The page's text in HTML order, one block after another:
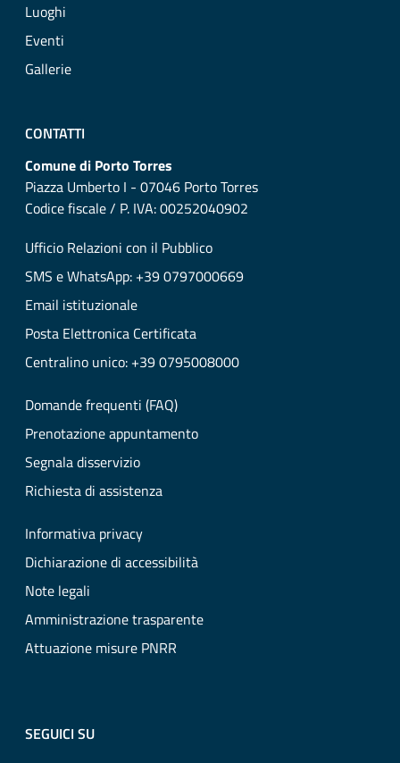
Luoghi
Eventi
Gallerie
CONTATTI
Comune di Porto Torres
Piazza Umberto I - 07046 Porto Torres
Codice fiscale / P. IVA: 00252040902
Ufficio Relazioni con il Pubblico
SMS e WhatsApp: +39 0797000669
Email istituzionale
Posta Elettronica Certificata
Centralino unico: +39 0795008000
Domande frequenti (FAQ)
Prenotazione appuntamento
Segnala disservizio
Richiesta di assistenza
Informativa privacy
Dichiarazione di accessibilità
Note legali
Amministrazione trasparente
Attuazione misure PNRR
SEGUICI SU